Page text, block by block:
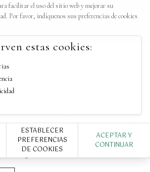
Table du Marquis
A wellness retreat in the heart of the
Let yourself be guided to a hidden
within the gardens of Château de
1st, Spa Le Maubreuil unveils a new
designed as an invitation...
facilitar el uso del sitio web y mejorar su
Por favor, indíquenos sus preferencias de cookies
estas cookies:
ESTABLECER
PREFERENCIAS
DE COOKIES
ACEPTAR Y
CONTINUAR